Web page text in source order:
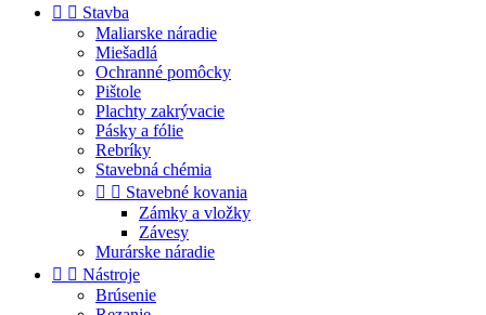
  Stavba
Maliarske náradie
Miešadlá
Ochranné pomôcky
Pištole
Plachty zakrývacie
Pásky a fólie
Rebríky
Stavebná chémia
  Stavebné kovania
Zámky a vložky
Závesy
Murárske náradie
  Nástroje
Brúsenie